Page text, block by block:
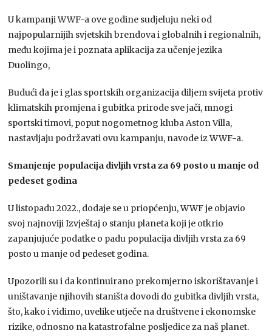
U kampanji WWF-a ove godine sudjeluju neki od
najpopularnijih svjetskih brendova i globalnih i regionalnih,
među kojima je i poznata aplikacija za učenje jezika
Duolingo,
Budući da je i glas sportskih organizacija diljem svijeta protiv
klimatskih promjena i gubitka prirode sve jači, mnogi
sportski timovi, poput nogometnog kluba Aston Villa,
nastavljaju podržavati ovu kampanju, navode iz WWF-a.
Smanjenje populacija divljih vrsta za 69 posto u manje od
pedeset godina
U listopadu 2022., dodaje se u priopćenju, WWF je objavio
svoj najnoviji Izvještaj o stanju planeta koji je otkrio
zapanjujuće podatke o padu populacija divljih vrsta za 69
posto u manje od pedeset godina.
Upozorili su i da kontinuirano prekomjerno iskorištavanje i
uništavanje njihovih staništa dovodi do gubitka divljih vrsta,
što, kako i vidimo, uvelike utječe na društvene i ekonomske
rizike, odnosno na katastrofalne posljedice za naš planet.